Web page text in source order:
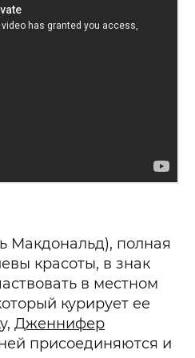
Макдональд), полная
красоты, в знак
в местном
курирует ее
Дженнифер
присоединяются и